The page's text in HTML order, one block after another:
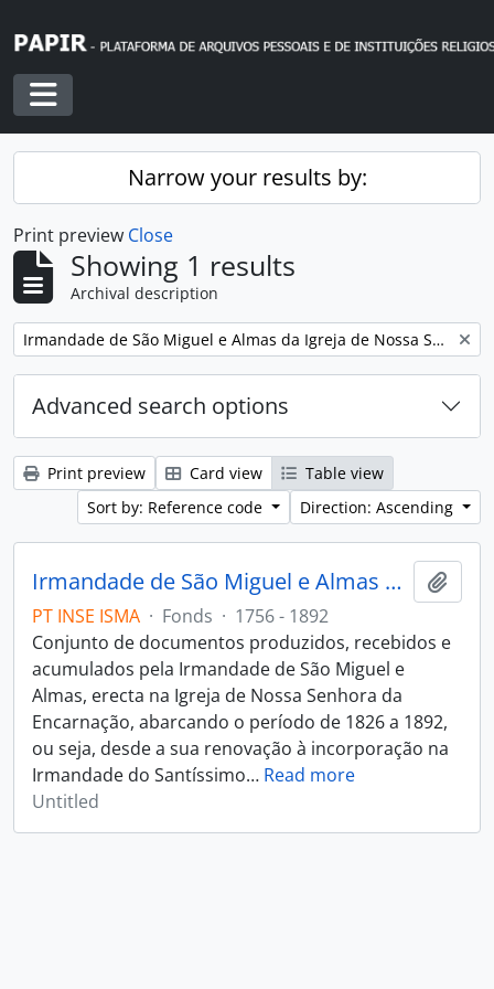
Toggle navigation
Narrow your results by:
Print preview Close
Showing 1 results
Archival description
Remove filter: Irmandade de São Miguel e Almas da Igreja de Nossa Senhora da Encarnação
Advanced search options
Print preview Card view
Table view
Sort by: Reference code
Direction: Ascending
Irmandade de São Miguel e Almas da Igreja de Nossa Senhora da Encarnação
PT INSE ISMA · Fonds · 1756 - 1892
Conjunto de documentos produzidos, recebidos e
acumulados pela Irmandade de São Miguel e
Almas, erecta na Igreja de Nossa Senhora da
Encarnação, abarcando o período de 1826 a 1892,
ou seja, desde a sua renovação à incorporação na
Irmandade do Santíssimo… Read more
Untitled